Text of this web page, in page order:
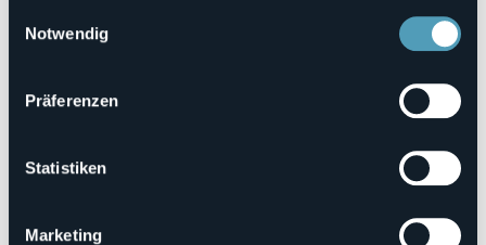
Notwendig
Präferenzen
Statistiken
Marketing
Via Luneglio, 6